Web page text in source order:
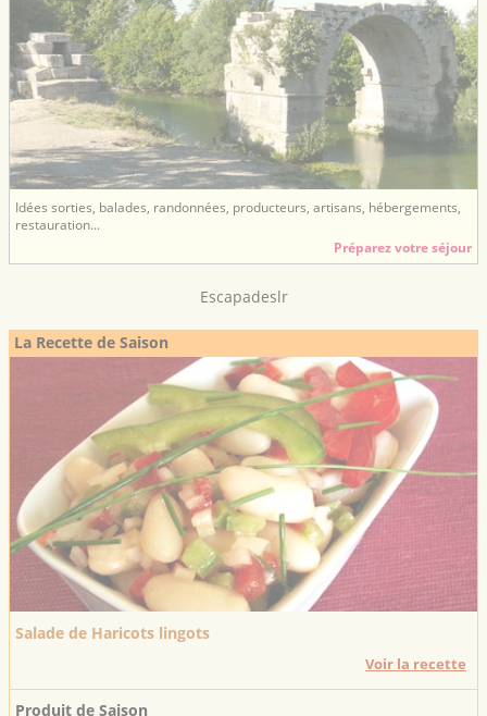
Idées sorties, balades, randonnées, producteurs, artisans, hébergements,
restauration...
Préparez votre séjour
Escapadeslr
La Recette de Saison
Salade de Haricots lingots
Voir la recette
Produit de Saison